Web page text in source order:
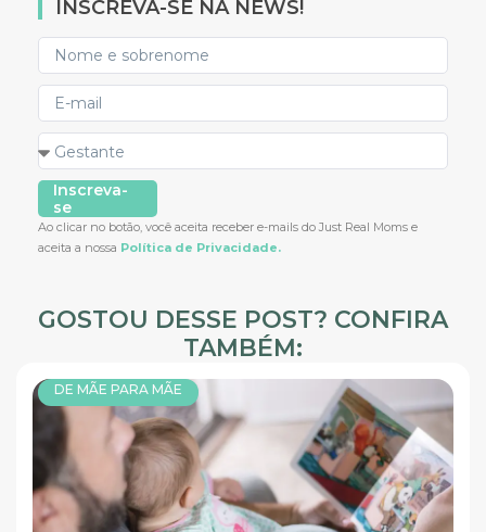
INSCREVA-SE NA NEWS!
Inscreva-
se
Ao clicar no botão, você aceita receber e-mails do Just Real Moms e
aceita a nossa Política de Privacidade.
GOSTOU DESSE POST? CONFIRA
TAMBÉM:
DE MÃE PARA MÃE